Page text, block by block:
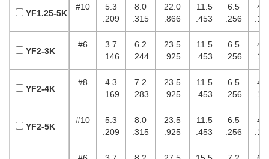
#10
5.3
.209
8.0
.315
22.0
.866
11.5
.453
6.5
.256
4.0
#6
3.7
.146
6.2
.244
23.5
.925
11.5
.453
6.5
.256
4.5
#8
4.3
.169
7.2
.283
23.5
.925
11.5
.453
6.5
.256
4.5
#10
5.3
.209
8.0
.315
23.5
.925
11.5
.453
6.5
.256
4.5
YF1.25-5K
YF2-3K
YF2-4K
YF2-5K